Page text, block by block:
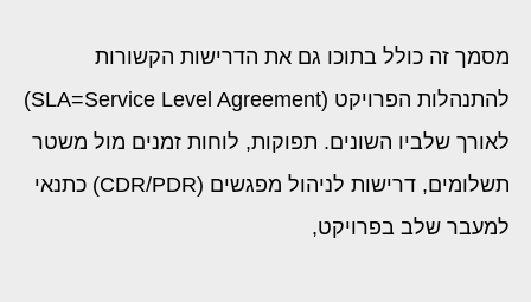
מסמך זה כולל בתוכו גם את הדרישות הקשורות
להתנהלות הפרויקט (SLA=Service Level Agreement)
לאורך שלביו השונים. תפוקות, לוחות זמנים מול משטר
תשלומים, דרישות לניהול מפגשים (CDR/PDR) כתנאי
למעבר שלב בפרויקט,